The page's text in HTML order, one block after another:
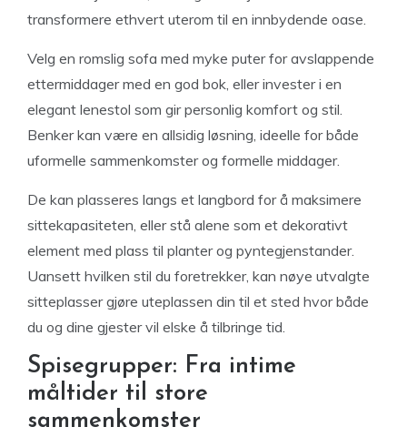
transformere ethvert uterom til en innbydende oase.
Velg en romslig sofa med myke puter for avslappende
ettermiddager med en god bok, eller invester i en
elegant lenestol som gir personlig komfort og stil.
Benker kan være en allsidig løsning, ideelle for både
uformelle sammenkomster og formelle middager.
De kan plasseres langs et langbord for å maksimere
sittekapasiteten, eller stå alene som et dekorativt
element med plass til planter og pyntegjenstander.
Uansett hvilken stil du foretrekker, kan nøye utvalgte
sitteplasser gjøre uteplassen din til et sted hvor både
du og dine gjester vil elske å tilbringe tid.
Spisegrupper: Fra intime
måltider til store
sammenkomster